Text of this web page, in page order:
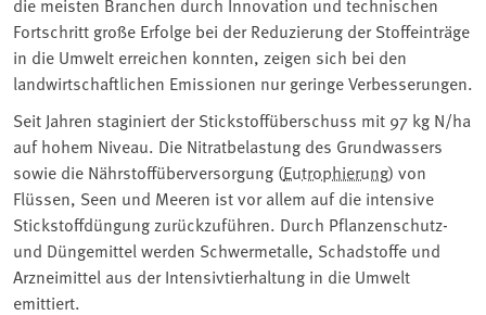
Fortschritt große Erfolge bei der Reduzierung der Stoffeinträge
in die Umwelt erreichen konnten, zeigen sich bei den
landwirtschaftlichen Emissionen nur geringe Verbesserungen.
Seit Jahren staginiert der Stickstoffüberschuss mit 97 kg N/ha
auf hohem Niveau. Die Nitratbelastung des Grundwassers
sowie die Nährstoffüberversorgung (Eutrophierung) von
Flüssen, Seen und Meeren ist vor allem auf die intensive
Stickstoffdüngung zurückzuführen. Durch Pflanzenschutz-
und Düngemittel werden Schwermetalle, Schadstoffe und
Arzneimittel aus der Intensivtierhaltung in die Umwelt
emittiert.